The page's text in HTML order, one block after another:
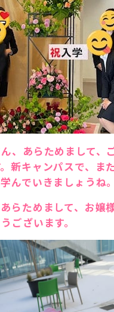
、あらためまして、
新キャンパスで、ま
んでいきましょうね。
らためまして、お嬢
ございます。